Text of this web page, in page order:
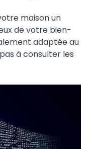
maison un
de votre bien-
adaptée au
à consulter les